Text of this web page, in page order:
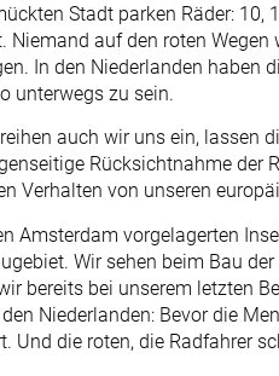
Stadt parken Räder: 10,
Niemand auf den roten Wegen
In den Niederlanden haben
unterwegs zu sein.
auch wir uns ein, lassen
Rücksichtnahme der
Verhalten von unseren
Amsterdam vorgelagerten
Wir sehen beim Bau
bereits bei unserem letzten
Niederlanden: Bevor die
Und die roten, die Radfahrer